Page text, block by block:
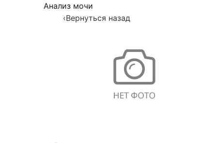
Анализ мочи
‹Вернуться назад